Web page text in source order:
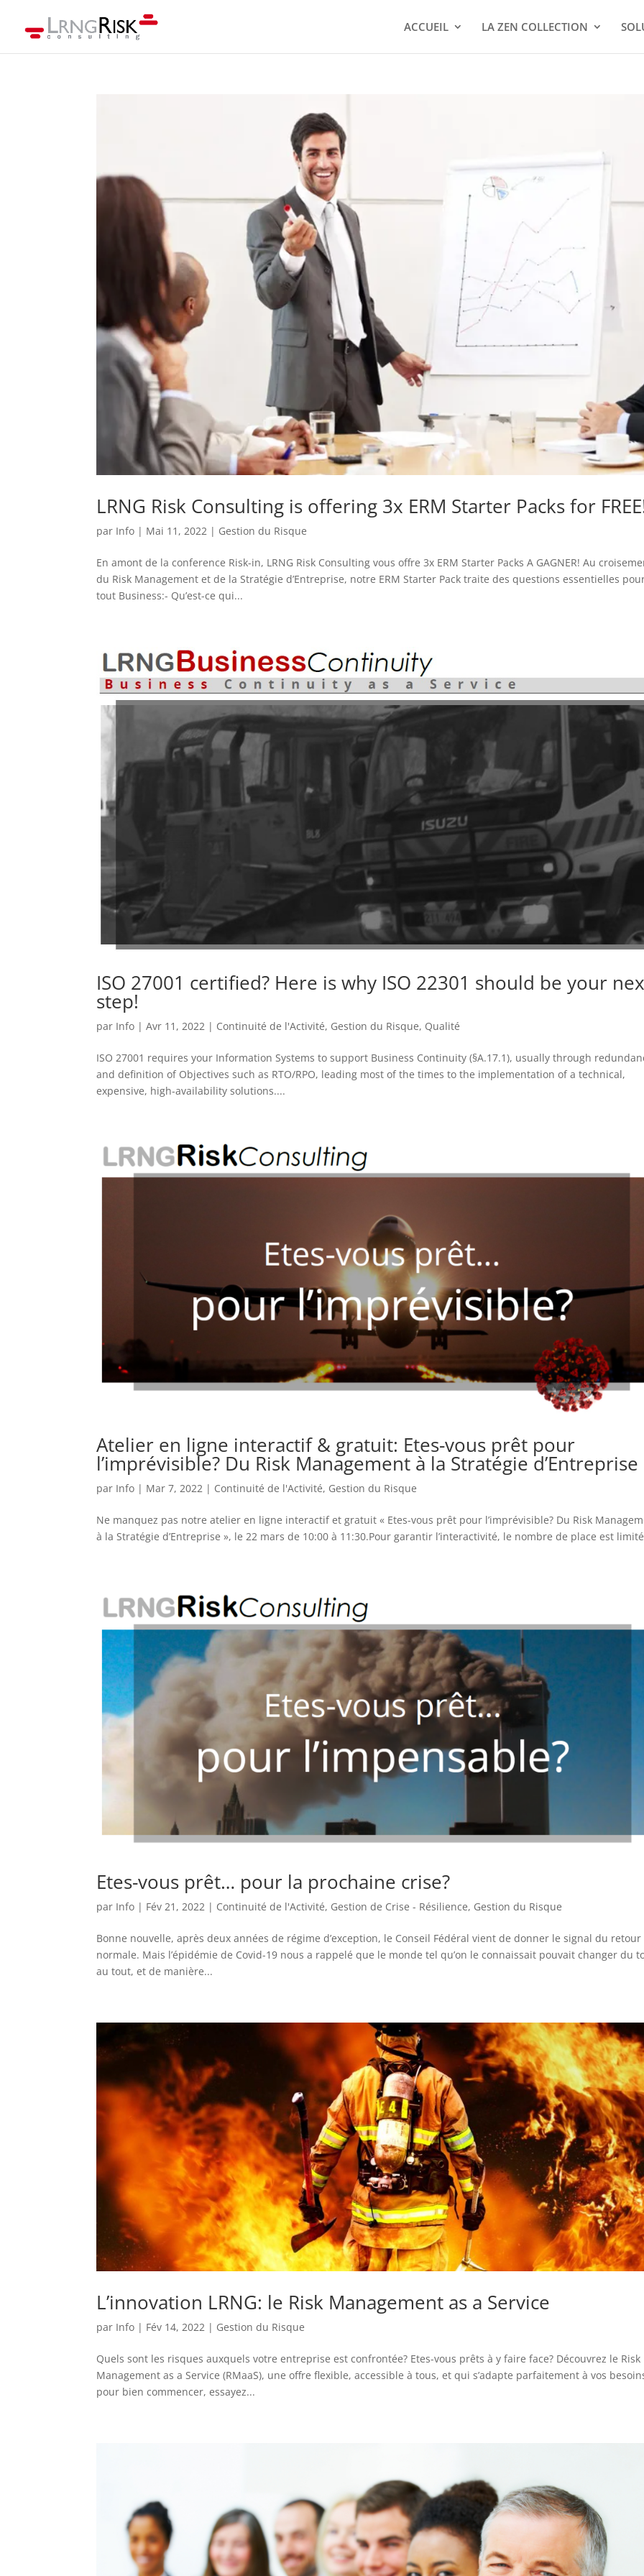
ACCUEIL LA ZEN COLLECTION
LRNG Risk Consulting is offering 3x ERM Starter Packs for
par Info | Mai 11, 2022 | Gestion du Risque
En amont de la conference Risk-in, LRNG Risk Consulting vous offre 3x ERM Starter Packs A GAGNER! Au
du Risk Management et de la Stratégie d’Entreprise, notre ERM Starter Pack traite des questions essentielles
tout Business:- Qu’est-ce qui...
ISO 27001 certified? Here is why ISO 22301 should be your
step!
par Info |Avr 11, 2022 | Continuité de l'Activité, Gestion du Risque, Qualité
ISO 27001 requires your Information Systems to support Business Continuity (§A.17.1), usually through
and definition of Objectives such as RTO/RPO, leading most of the times to the implementation of a technical,
expensive, high-availability solutions....
Atelier en ligne interactif & gratuit: Etes-vous prêt pour
l’imprévisible? Du Risk Management à la Stratégie d’Entreprise
par Info | Mar 7, 2022 | Continuité de l'Activité, Gestion du Risque
Ne manquez pas notre atelier en ligne interactif et gratuit « Etes-vous prêt pour l’imprévisible? Du Risk
à la Stratégie d’Entreprise », le 22 mars de 10:00 à 11:30.Pour garantir l’interactivité, le nombre de place est
Etes-vous prêt… pour la prochaine crise?
par Info | Fév 21, 2022 | Continuité de l'Activité, Gestion de Crise - Résilience, Gestion du Risque
Bonne nouvelle, après deux années de régime d’exception, le Conseil Fédéral vient de donner le signal du retour
normale. Mais l’épidémie de Covid-19 nous a rappelé que le monde tel qu’on le connaissait pouvait changer du
au tout, et de manière...
L’innovation LRNG: le Risk Management as a Service
par Info | Fév 14, 2022 | Gestion du Risque
Quels sont les risques auxquels votre entreprise est confrontée? Etes-vous prêts à y faire face? Découvrez le Risk
Management as a Service (RMaaS), une offre flexible, accessible à tous, et qui s’adapte parfaitement à vos
pour bien commencer, essayez...